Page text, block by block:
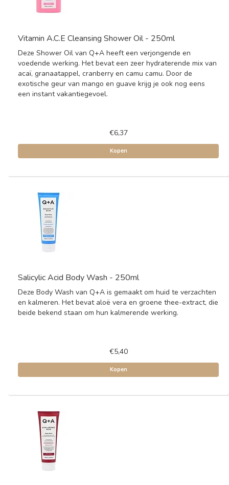
Vitamin A.C.E Cleansing Shower Oil - 250ml
Deze Shower Oil van Q+A heeft een verjongende en
voedende werking. Het bevat een zeer hydraterende mix van
acaï, granaatappel, cranberry en camu camu. Door de
exotische geur van mango en guave krijg je ook nog eens
een instant vakantiegevoel.
€6,37
Kopen
Salicylic Acid Body Wash - 250ml
Deze Body Wash van Q+A is gemaakt om huid te verzachten
en kalmeren. Het bevat aloë vera en groene thee-extract, die
beide bekend staan om hun kalmerende werking.
€5,40
Kopen